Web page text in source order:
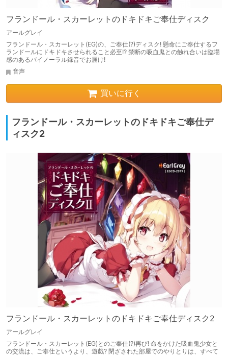
フランドール・スカーレットのドキドキご奉仕ディスク
アールグレイ
フランドール・スカーレット(EG)の、ご奉仕(?)ディスク! 懸命にご奉仕するフ
ランドールにドキドキさせられること必至!? 禁断の吸血鬼との触れ合いは臨場
感のあるバイノーラル録音でお届け!
音声
買いに行く
フランドール・スカーレットのドキドキご奉仕デ
ィスク2
フランドール・スカーレットのドキドキご奉仕ディスク2
アールグレイ
フランドール・スカーレット(EG)とのご奉仕(?)再び! 命をかけた吸血鬼少女と
の交流は、ご奉仕というより、遊戯? 閉ざされた部屋でのやりとりは、すべて